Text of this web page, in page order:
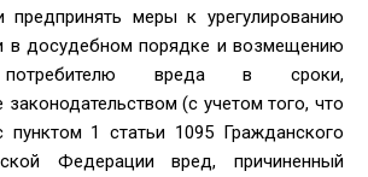
предпринять меры к урегулированию
в досудебном порядке и возмещению
потребителю вреда в сроки,
(с учетом того, что
пунктом 1 статьи 1095 Гражданского
Федерации вред, причиненный